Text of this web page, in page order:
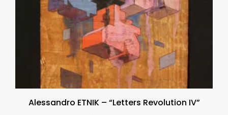
Alessandro ETNIK – “Letters Revolution IV”